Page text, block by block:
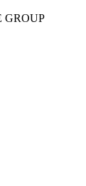
GROUP